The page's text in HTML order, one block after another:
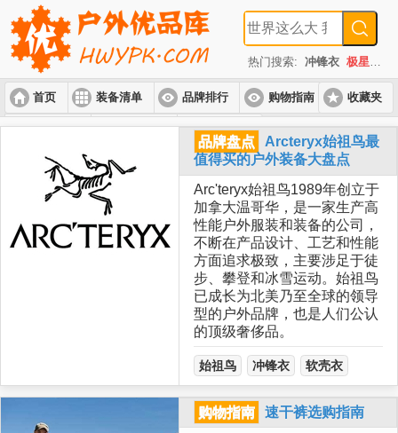
热门搜索: 冲锋衣 极星
首页 装备清单 品牌排行 购物指南
入门套装 进阶套装 高端套装
收藏夹
品牌盘点
Arcteryx始祖鸟最
值得买的户外装备大盘点
Arc'teryx始祖鸟1989年创立于
加拿大温哥华，是一家生产高
性能户外服装和装备的公司，
不断在产品设计、工艺和性能
方面追求极致，主要涉足于徒
步、攀登和冰雪运动。始祖鸟
已成长为北美乃至全球的领导
型的户外品牌，也是人们公认
的顶级奢侈品。
始祖鸟 冲锋衣 软壳衣
购物指南
速干裤选购指南